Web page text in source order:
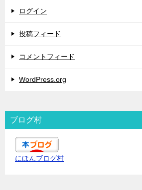
ログイン
投稿フィード
コメントフィード
WordPress.org
ブログ村
にほんブログ村